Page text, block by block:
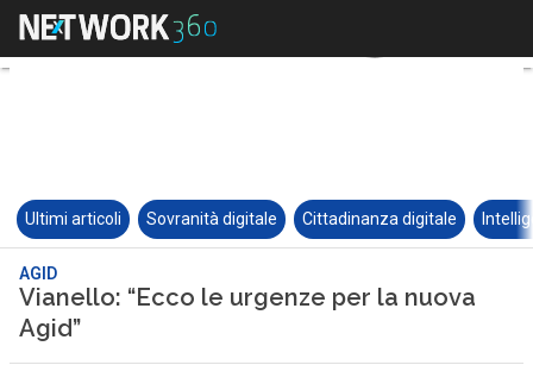
Ultimi articoli Sovranità digitale Cittadinanza digitale
AGID
Vianello: “Ecco le urgenze per la nuova
Agid”